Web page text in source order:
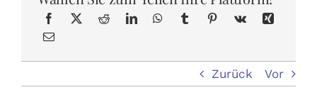
CD
Zurück Vor